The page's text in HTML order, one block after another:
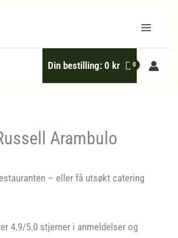
Din bestilling:0 kr
Arambulo
– eller få utsøkt catering
4.9/5.0 stjerner i anmeldelser og